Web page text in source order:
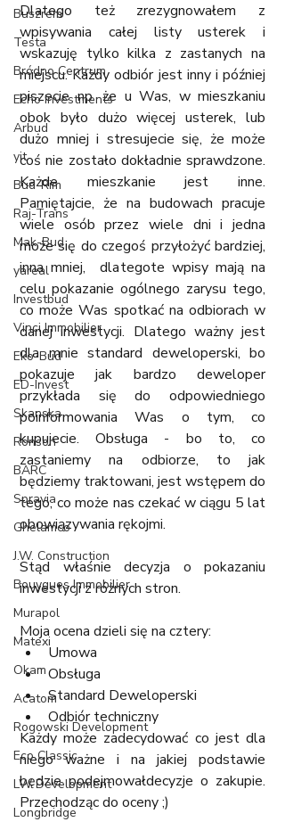
Buszrem
Testa
Bródno Centrum
Echo Investments
Arbud
yit
Bud-Rim
Raj-Trans
Mak-Bud
yareal
Investbud
Vinci Immobilier
Eko-Bud
ED-Invest
Skanska
Ronson
BARC
Spravia
Ghelamco
J.W. Construction
Bouygues Immobilier
Murapol
Matexi
Okam
Acatom
Rogowski Development
Eco Classic
LW Development
Longbridge
Dlatego też zrezygnowałem z
wpisywania całej listy usterek i
wskazuję tylko kilka z zastanych na
miejscu. Każdy odbiór jest inny i później
piszecie np. że u Was, w mieszkaniu
obok było dużo więcej usterek, lub
dużo mniej i stresujecie się, że może
coś nie zostało dokładnie sprawdzone.
Każde mieszkanie jest inne.
Pamiętajcie, że na budowach pracuje
wiele osób przez wiele dni i jedna
może się do czegoś przyłożyć bardziej,
inna mniej,  dlategote wpisy mają na
celu pokazanie ogólnego zarysu tego,
co może Was spotkać na odbiorach w
danej inwestycji. Dlatego ważny jest
dla mnie standard deweloperski, bo
pokazuje jak bardzo deweloper
przykłada się do odpowiedniego
poinformowania Was o tym, co
kupujecie. Obsługa - bo to, co
zastaniemy na odbiorze, to jak
będziemy traktowani, jest wstępem do
tego, co może nas czekać w ciągu 5 lat
obowiązywania rękojmi.
Stąd właśnie decyzja o pokazaniu
inwestycji z różnych stron.
Moja ocena dzieli się na cztery:
Umowa
Obsługa
Standard Deweloperski
Odbiór techniczny
Każdy może zadecydować co jest dla
niego ważne i na jakiej podstawie
będzie podejmowałdecyzje o zakupie.
Przechodząc do oceny ;)